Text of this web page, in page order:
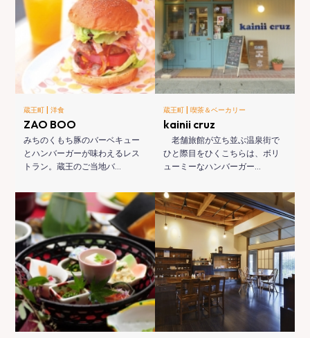
蔵王町 |洋食
ZAO BOO
みちのくもち豚のバーベキュー
とハンバーガーが味わえるレス
トラン。蔵王のご当地バ…
蔵王町 | 喫茶＆ベーカリー
kainii cruz
老舗旅館が立ち並ぶ温泉街で
ひと際目をひくこちらは、ボリ
ューミーなハンバーガー…